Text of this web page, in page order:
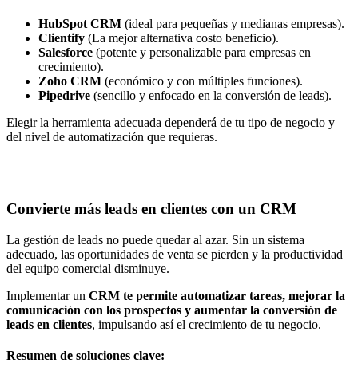
HubSpot CRM (ideal para pequeñas y medianas empresas).
Clientify (La mejor alternativa costo beneficio).
Salesforce (potente y personalizable para empresas en
crecimiento).
Zoho CRM (económico y con múltiples funciones).
Pipedrive (sencillo y enfocado en la conversión de leads).
Elegir la herramienta adecuada dependerá de tu tipo de negocio y
del nivel de automatización que requieras.
Convierte más leads en clientes con un CRM
La gestión de leads no puede quedar al azar. Sin un sistema
adecuado, las oportunidades de venta se pierden y la productividad
del equipo comercial disminuye.
Implementar un CRM te permite automatizar tareas, mejorar la
comunicación con los prospectos y aumentar la conversión de
leads en clientes, impulsando así el crecimiento de tu negocio.
Resumen de soluciones clave: